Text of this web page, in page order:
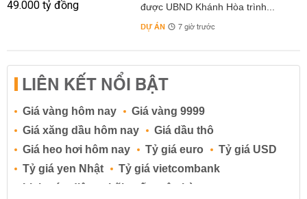
được UBND Khánh Hòa trình...
DỰ ÁN 7 giờ trước
LIÊN KẾT NỔI BẬT
Giá vàng hôm nay
Giá vàng 9999
Giá xăng dầu hôm nay
Giá dầu thô
Giá heo hơi hôm nay
Tỷ giá euro
Tỷ giá USD
Tỷ giá yen Nhật
Tỷ giá vietcombank
Lịch cúp điện
Lãi suất ngân hàng